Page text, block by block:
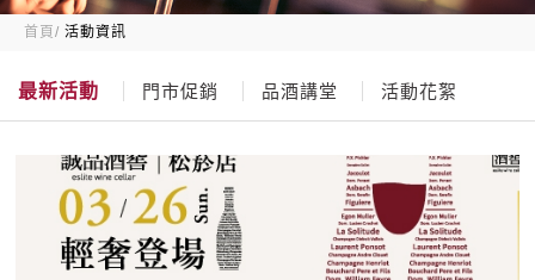
首頁 活動資訊
最新活動 門市促銷 品酒講堂 活動花絮